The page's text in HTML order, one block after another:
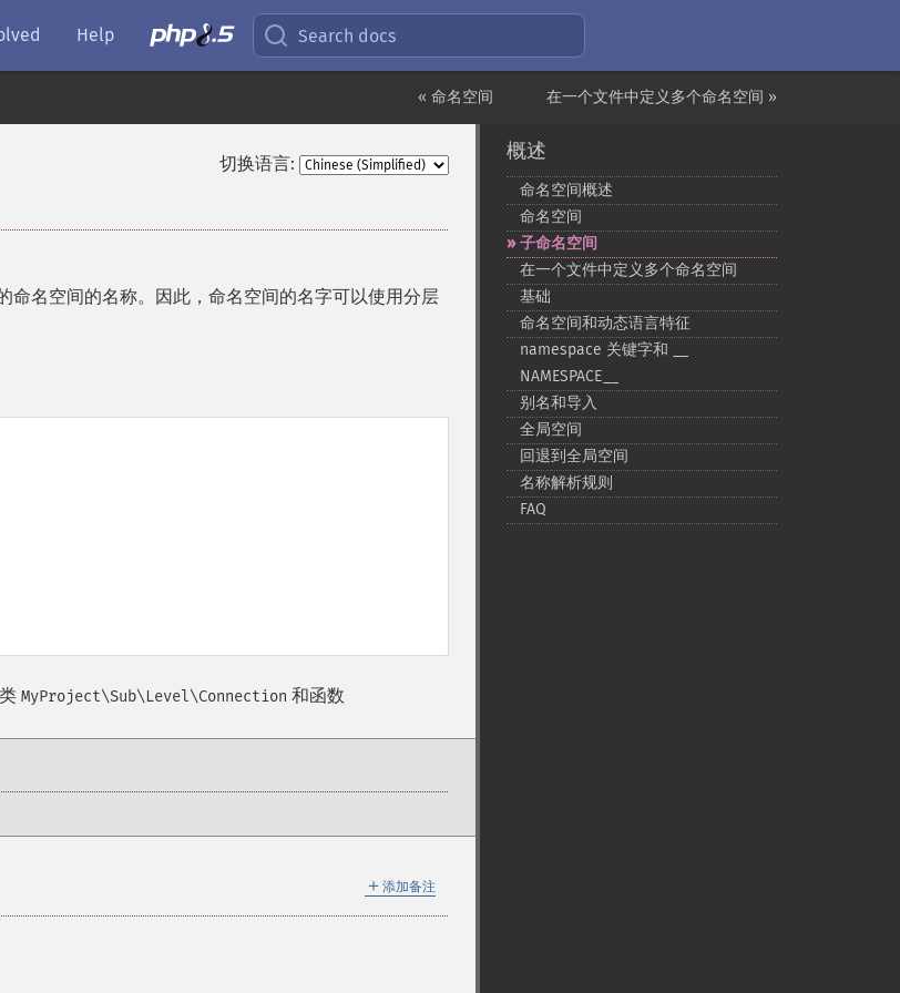
Help Search docs
在一个文件中定义多个命名空间 »
« 命名空间
切换语言:
命名空间的名称。因此，命名空间的名字可以使用分层
MyProject\Sub\Level\Connection 和函数
＋ 添加备注
概述
命名空间概述
命名空间
子命名空间
在一个文件中定义多个命名空间
基础
命名空间和动态语言特征
namespace 关键字和 _​_​
NAMESPACE_​_​
别名和导入
全局空间
回退到全局空间
名称解析规则
FAQ